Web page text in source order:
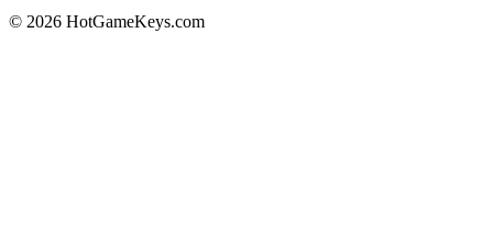
© 2026 HotGameKeys.com